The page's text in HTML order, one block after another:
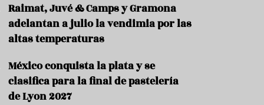
r
a
n
F
Raimat, Juvé & Camps y Gramona
adelantan a julio la vendimia por las
altas temperaturas
México conquista la plata y se
clasifica para la final de pastelería
de Lyon 2027